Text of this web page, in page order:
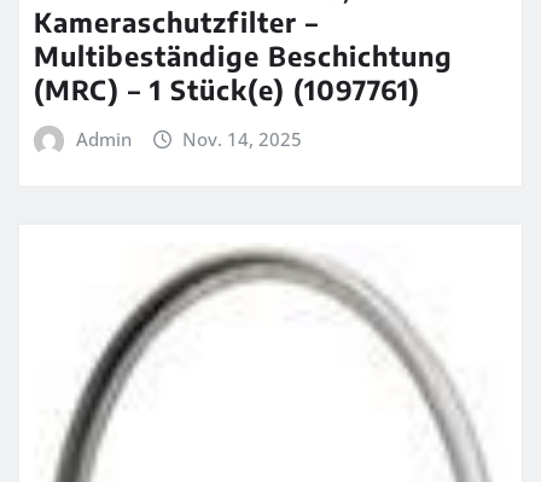
Kameraschutzfilter –
Multibeständige Beschichtung
(MRC) – 1 Stück(e) (1097761)
Admin Nov. 14, 2025